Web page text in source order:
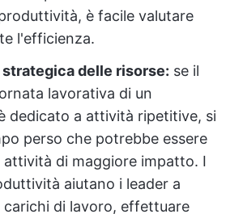
è facile valutare
l'efficienza.
delle risorse: se il
lavorativa di un
dedicato a attività ripetitive, si
perso che potrebbe essere
attività di maggiore impatto. I
aiutano i leader a
carichi di lavoro, effettuare